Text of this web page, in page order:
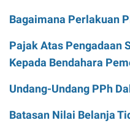
Bagaimana Perlakuan
Pajak Atas Pengadaan
Kepada Bendahara
Undang-Undang PPh
Batasan Nilai Belanja